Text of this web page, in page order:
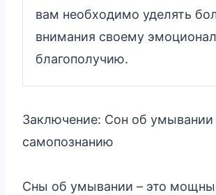
вам необходимо уделять
внимания своему
благополучию.
Заключение: Сон об умывании
самопознанию
Сны об умывании – это